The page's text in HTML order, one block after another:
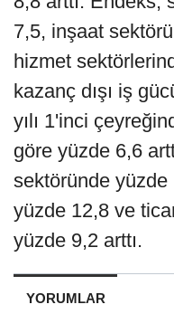
7,5, inşaat
hizmet
kazanç dışı iş
yılı 1'inci
göre yüzde 6,6
sektöründe
yüzde 12,8 ve
yüzde 9,2 arttı.
YORUMLAR